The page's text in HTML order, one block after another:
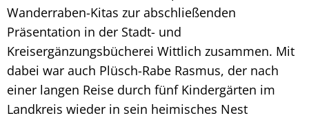
Bachelor of Arts
Praktikum
Öffentliche Bekanntmachungen
Bankverbindungen
Kommunalwahl 2024
Ehrenamtliche Vormundschaft
Kulturpreis des Landkreises
Wanderraben-Kitas zur abschließenden
Präsentation in der Stadt- und
Kreisergänzungsbücherei Wittlich zusammen. Mit
dabei war auch Plüsch-Rabe Rasmus, der nach
einer langen Reise durch fünf Kindergärten im
Landkreis wieder in sein heimisches Nest